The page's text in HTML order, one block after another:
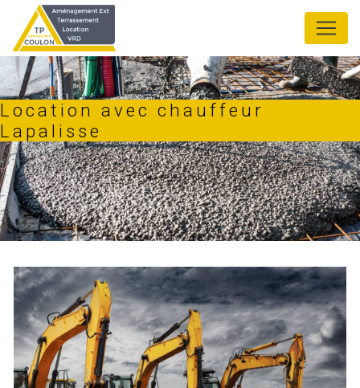
Location avec chauffeur
Lapalisse
Panneau de gestion des cookies